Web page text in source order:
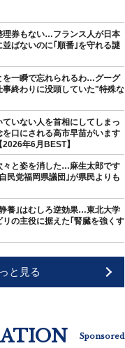
理券もない…フランス人が日本
並ばないのに｢順番｣を守れる謎
を一瞬で忘れられるわ…グーグ
事終わりに没頭していた"特殊な
いない人を首相にしてしまっ
口にされる高市早苗がいます
年6月BEST】
々と姿を消した…麻生太郎です
民党福岡県議団｣が県民よりも
養｣はむしろ逆効果…東北大学
の主役に据えた｢腎臓を強くす
と見る
Sponsored